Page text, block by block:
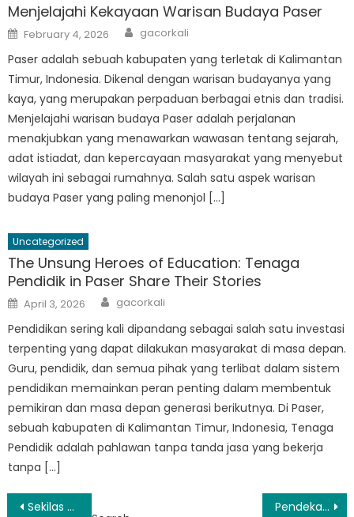
Menjelajahi Kekayaan Warisan Budaya Paser
Posted
on
February 4, 2026 Author
gacorkali
Paser adalah sebuah kabupaten yang terletak di Kalimantan
Timur, Indonesia. Dikenal dengan warisan budayanya yang
kaya, yang merupakan perpaduan berbagai etnis dan tradisi.
Menjelajahi warisan budaya Paser adalah perjalanan
menakjubkan yang menawarkan wawasan tentang sejarah,
adat istiadat, dan kepercayaan masyarakat yang menyebut
wilayah ini sebagai rumahnya. Salah satu aspek warisan
budaya Paser yang paling menonjol […]
Uncategorized
The Unsung Heroes of Education: Tenaga
Pendidik in Paser Share Their Stories
Posted
on
April 3, 2026 Author
gacorkali
Pendidikan sering kali dipandang sebagai salah satu investasi
terpenting yang dapat dilakukan masyarakat di masa depan.
Guru, pendidik, dan semua pihak yang terlibat dalam sistem
pendidikan memainkan peran penting dalam membentuk
pemikiran dan masa depan generasi berikutnya. Di Paser,
sebuah kabupaten di Kalimantan Timur, Indonesia, Tenaga
Pendidik adalah pahlawan tanpa tanda jasa yang bekerja
tanpa […]
Post
Sekilas Tentang Identitas Budaya Unik Paser Pendekatan Inovatif dalam Pendidikan: Kesuksesan Disdik Paser